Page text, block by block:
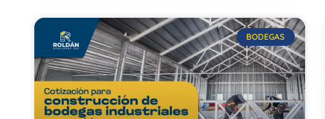
BODEGAS